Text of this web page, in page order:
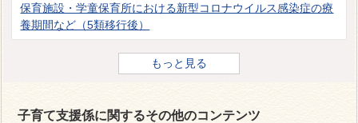
保育施設・学童保育所における新型コロナウイルス感染症の療
養期間など（5類移行後）
もっと見る
子育て支援係に関するその他のコンテンツ